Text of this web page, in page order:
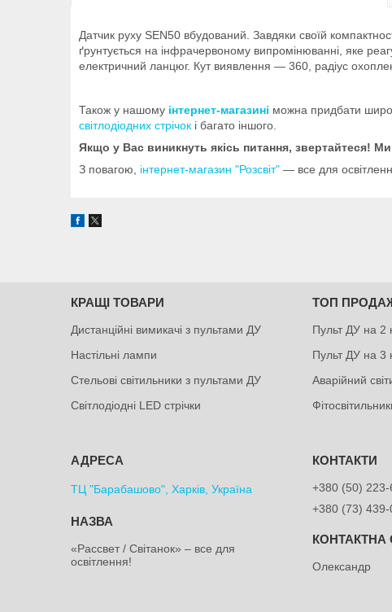
Датчик руху SEN50 вбудований. Завдяки своїй
ґрунтується на інфрачервоному випромінюванні, яке
електричний ланцюг. Кут виявлення — 360, радіус
Також у нашому інтернет-магазині можна придбати
світлодіодних стрічок і багато іншого.
Якщо у Вас виникнуть якісь питання, звертайтеся!
З повагою, інтернет-магазин "Розсвіт" — все для
КРАЩІ ТОВАРИ
Дистанційні вимикачі з пультами ДУ
Настільні лампи
Стельові світильники з пультами ДУ
Світлодіодні LED стрічки
ТОП
Пульт ДУ на 2
Пульт ДУ на 3
Аварійний
ТЦ "Барабашово", Харків, Україна
«Рассвет / Світанок» – все для
освітлення!
+380 (50) 223-
+380 (73) 439-
Олександр